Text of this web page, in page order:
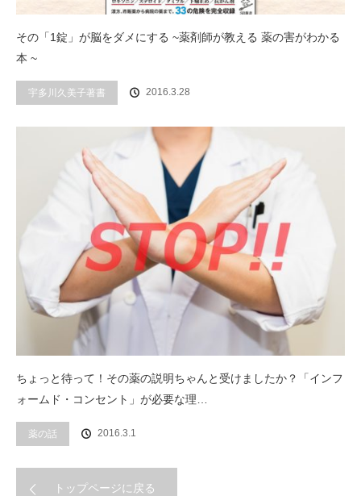
その「1錠」が脳をダメにする ~薬剤師が教える 薬の害がわかる
本 ~
宇多川久美子著書 2016.3.28
ちょっと待って！その薬の説明ちゃんと受けましたか？「インフ
ォームド・コンセント」が必要な理…
薬の話 2016.3.1
トップページに戻る